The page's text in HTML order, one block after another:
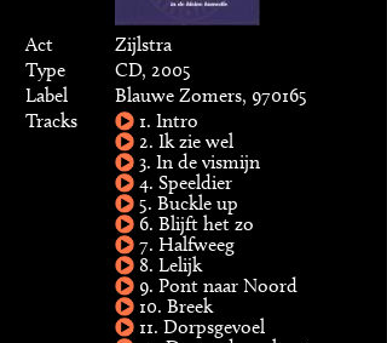
Act
Zijlstra
Type
CD, 2005
Label
Blauwe Zomers, 970165
Tracks
1. Intro
2. Ik zie wel
3. In de vismijn
4. Speeldier
5. Buckle up
6. Blijft het zo
7. Halfweeg
8. Lelijk
9. Pont naar Noord
10. Breek
11. Dorpsgevoel